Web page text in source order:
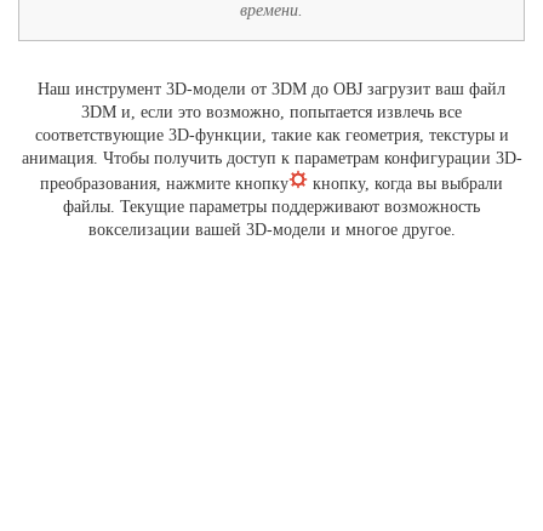
времени.
Наш инструмент 3D-модели от 3DM до OBJ загрузит ваш файл
3DM и, если это возможно, попытается извлечь все
соответствующие 3D-функции, такие как геометрия, текстуры и
анимация. Чтобы получить доступ к параметрам конфигурации 3D-
преобразования, нажмите кнопку
кнопку, когда вы выбрали
файлы. Текущие параметры поддерживают возможность
вокселизации вашей 3D-модели и многое другое.